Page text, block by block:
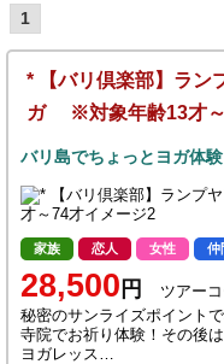
1
* 【バリ倶楽部】ラン
ガ ※対象年齢13才
バリ島でちょっとヨガ体験
家族 恋人 女性 仲
28,500 円
ツアー
秘密のサンライズポイント
寺院でお祈り体験！その後
ヨガレッス…